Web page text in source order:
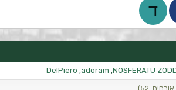
ד
NOSFERATU
adoram
DelPiero